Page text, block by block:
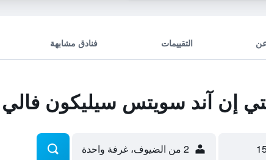
التقييمات فنادق مشابهة
إن آند سويتس سيليكون فالي
2 من الضيوف، غرفة واحدة